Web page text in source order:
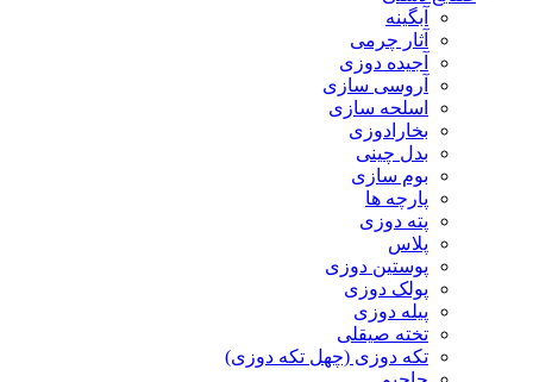
آبگینه
آثار چرمی
آجیده دوزی
آروسی سازی
اسلحه سازی
بخارادوزی
بدل چینی
بوم سازی
پارچه ها
پته دوزی
پلاس
پوستین دوزی
پولک دوزی
پیله دوزی
تخته صیقلی
تکه دوزی (چهل تکه دوزی)